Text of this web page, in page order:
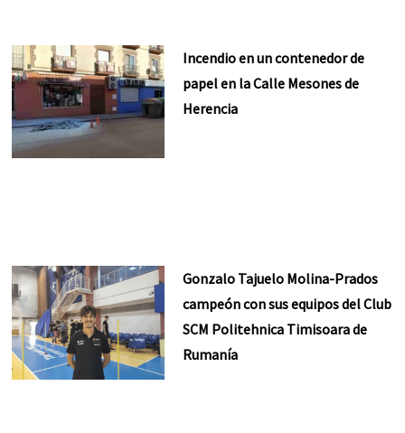
Incendio en un contenedor de
papel en la Calle Mesones de
Herencia
Gonzalo Tajuelo Molina-Prados
campeón con sus equipos del Club
SCM Politehnica Timisoara de
Rumanía